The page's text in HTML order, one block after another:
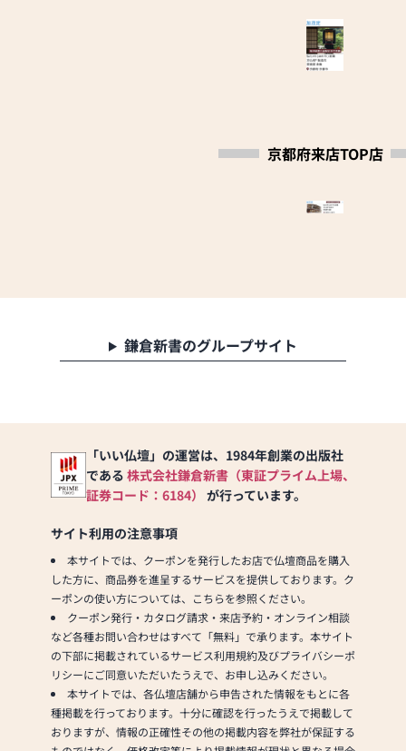
これからも素直な心で京仏壇仏具作りに精進して
下の「いい仏壇取材による イチ押し記事」のコ京都府来店TOP店
鎌倉新書のグループサイト
「いい仏壇」の運営は、1984年創業の出版社
である 株式会社鎌倉新書（東証プライム上場、
証券コード：6184） が行っています。
サイト利用の注意事項
本サイトでは、クーポンを発行したお店で仏壇商品を購入
した方に、商品券を進呈するサービスを提供しております。ク
ーポンの使い方については、こちらを参照ください。
クーポン発行・カタログ請求・来店予約・オンライン相談
など各種お問い合わせはすべて「無料」で承ります。本サイト
の下部に掲載されているサービス利用規約及びプライバシーポ
リシーにご同意いただいたうえで、お申し込みください。
本サイトでは、各仏壇店舗から申告された情報をもとに各
種掲載を行っております。十分に確認を行ったうえで掲載して
おりますが、情報の正確性その他の掲載内容を弊社が保証する